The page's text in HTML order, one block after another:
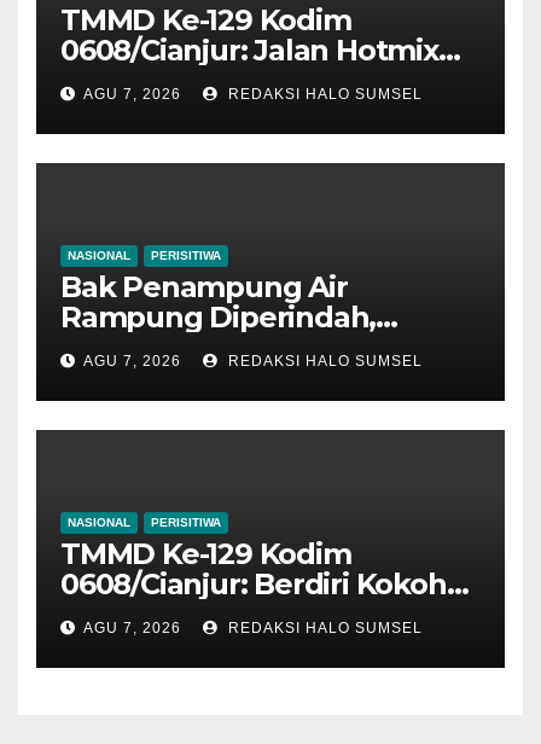
TMMD Ke-129 Kodim
0608/Cianjur: Jalan Hotmix
Kampung RT 07/03 Tuntas
100 Persen, Manfaat Nyata
Mulai Dinikmati Warga
AGU 7, 2026 REDAKSI HALO SUMSEL
NASIONAL PERISITIWA
Bak Penampung Air
Rampung Diperindah,
Progres Pipanisasi TMMD Ke-
129 Kodim 0608/Cianjur
Mencapai 98 Persen
AGU 7, 2026 REDAKSI HALO SUMSEL
NASIONAL PERISITIWA
TMMD Ke-129 Kodim
0608/Cianjur: Berdiri Kokoh
Penuh Harapan, Rumah
Bapak Gilang Gumilar
Semakin Sempurna
AGU 7, 2026 REDAKSI HALO SUMSEL